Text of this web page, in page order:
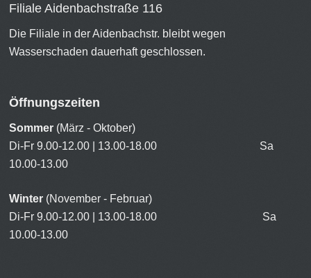
Filiale Aidenbachstraße 116
Die Filiale in der Aidenbachstr. bleibt wegen
Wasserschaden dauerhaft geschlossen.
Öffnungszeiten
Sommer (März - Oktober)
Di-Fr 9.00-12.00 | 13.00-18.00 Sa
10.00-13.00
Winter (November - Februar)
Di-Fr 9.00-12.00 | 13.00-18.00 Sa
10.00-13.00